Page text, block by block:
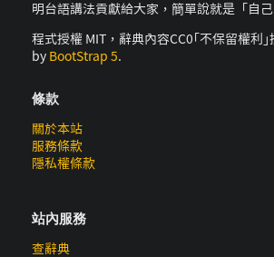
明台語講法貢獻給大家，簡單說就是「自
程式授權 MIT，辭典內容CC0｢不保留權利
by BootStrap 5.
條款
關於本站
服務條款
隱私權條款
站內服務
查辭典